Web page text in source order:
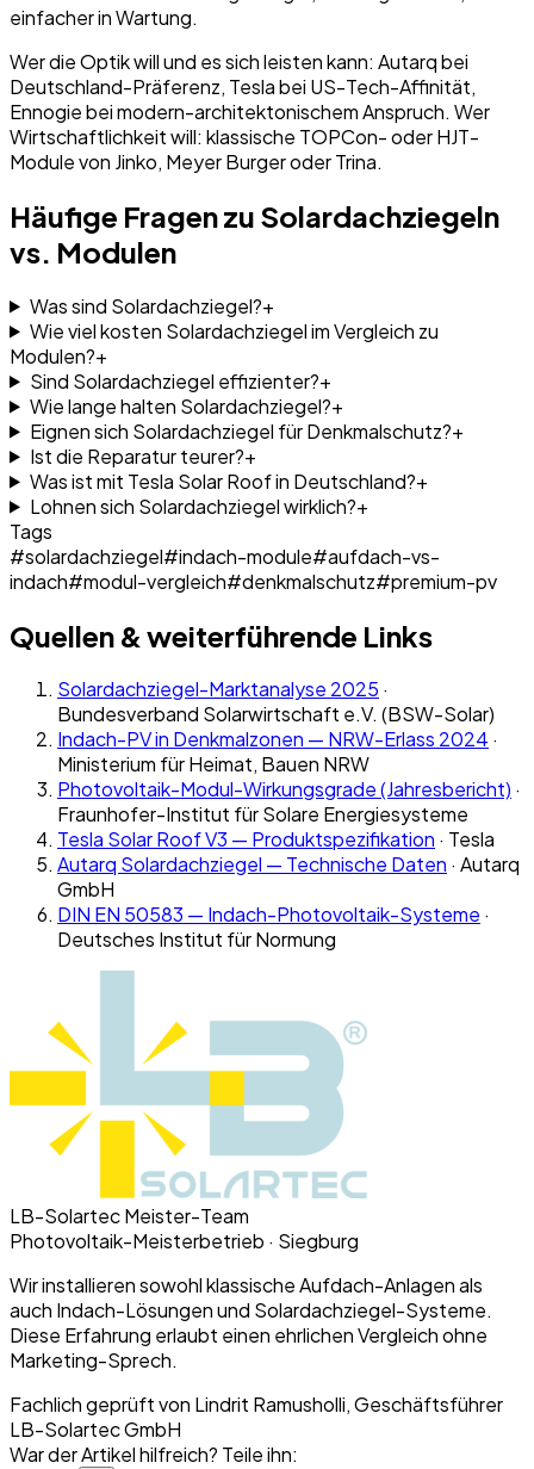
einfacher in Wartung.
Wer die Optik will und es sich leisten kann: Autarq bei
Deutschland-Präferenz, Tesla bei US-Tech-Affinität,
Ennogie bei modern-architektonischem Anspruch. Wer
Wirtschaftlichkeit will: klassische TOPCon- oder HJT-
Module von Jinko, Meyer Burger oder Trina.
Häufige Fragen zu Solardachziegeln
vs. Modulen
Was sind Solardachziegel?+
Wie viel kosten Solardachziegel im Vergleich zu
Modulen?+
Sind Solardachziegel effizienter?+
Wie lange halten Solardachziegel?+
Eignen sich Solardachziegel für Denkmalschutz?+
Ist die Reparatur teurer?+
Was ist mit Tesla Solar Roof in Deutschland?+
Lohnen sich Solardachziegel wirklich?+
Tags
#solardachziegel#indach-module#aufdach-vs-
indach#modul-vergleich#denkmalschutz#premium-pv
Quellen & weiterführende Links
Solardachziegel-Marktanalyse 2025 ·
Bundesverband Solarwirtschaft e.V. (BSW-Solar)
Indach-PV in Denkmalzonen — NRW-Erlass 2024 ·
Ministerium für Heimat, Bauen NRW
Photovoltaik-Modul-Wirkungsgrade (Jahresbericht) ·
Fraunhofer-Institut für Solare Energiesysteme
Tesla Solar Roof V3 — Produktspezifikation · Tesla
Autarq Solardachziegel — Technische Daten · Autarq
GmbH
DIN EN 50583 — Indach-Photovoltaik-Systeme ·
Deutsches Institut für Normung
LB-Solartec Meister-Team
Photovoltaik-Meisterbetrieb · Siegburg
Wir installieren sowohl klassische Aufdach-Anlagen als
auch Indach-Lösungen und Solardachziegel-Systeme.
Diese Erfahrung erlaubt einen ehrlichen Vergleich ohne
Marketing-Sprech.
Fachlich geprüft von Lindrit Ramusholli, Geschäftsführer
LB-Solartec GmbH
War der Artikel hilfreich? Teile ihn: